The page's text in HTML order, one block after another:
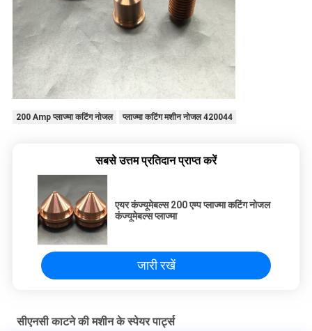
200 Amp प्लाज्मा कटिंग नोजल प्लाज्मा कटिंग मशीन नोजल 420044
सबसे उत्तम प्रतिदान प्राप्त करें
एयर कंज्यूमेबल्स 200 एम्प प्लाज्मा कटिंग नोजल
कंज्यूमेबल्स प्लाज्मा
जारी रखें
सीएनसी काटने की मशीन के स्पेयर पार्ट्स